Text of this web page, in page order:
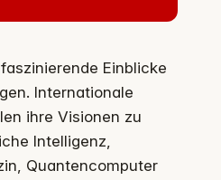
Einblicke
Internationale
ihre Visionen zu
Intelligenz,
Quantencomputer